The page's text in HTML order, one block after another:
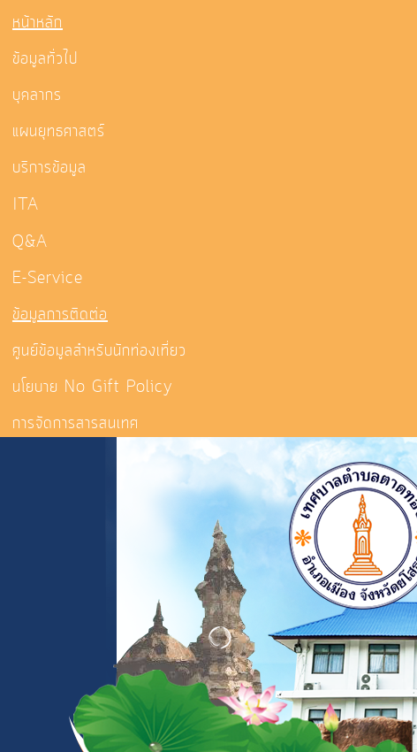
หน้าหลัก
ข้อมูลทั่วไป
บุคลากร
แผนยุทธศาสตร์
บริการข้อมูล
ITA
Q&A
E-Service
ข้อมูลการติดต่อ
ศูนย์ข้อมูลสำหรับนักท่องเที่ยว
นโยบาย No Gift Policy
การจัดการสารสนเทศ